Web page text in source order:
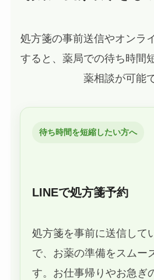
処方箋の事前送信やオンラ
すると、薬局での待ち時間
薬相談が可能
待ち時間を短縮したい方へ
LINEで処方箋予約
処方箋を事前に送信して
で、お薬の準備をスムー
す。お仕事帰りやお急ぎ